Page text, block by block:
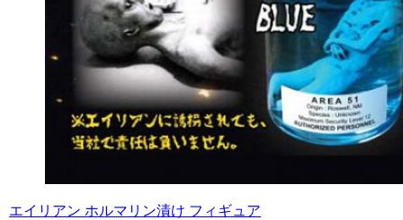
エイリアン ホルマリン漬け フィギュア